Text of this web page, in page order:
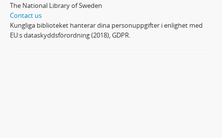
The National Library of Sweden
Contact us
Kungliga biblioteket hanterar dina personuppgifter i enlighet med
EU:s dataskyddsförordning (2018), GDPR.